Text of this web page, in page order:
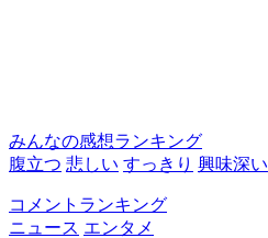
みんなの感想ランキング
腹立つ 悲しい すっきり 興味深い
コメントランキング
ニュース エンタメ